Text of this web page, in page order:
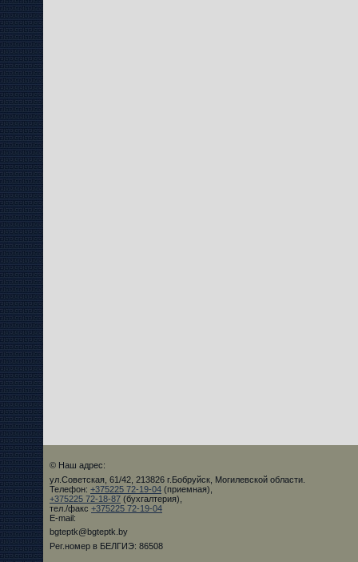
© Наш адрес:
ул.Советская, 61/42, 213826 г.Бобруйск, Могилевской области.
Телефон: +375225 72-19-04 (приемная),
+375225 72-18-87 (бухгалтерия),
тел./факс +375225 72-19-04
E-mail:
bgteptk@bgteptk.by
Рег.номер в БЕЛГИЭ: 86508